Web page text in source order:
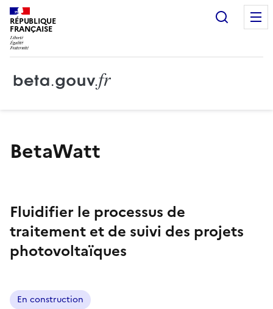
RÉPUBLIQUE
FRANÇAISE
BetaWatt
Fluidifier le processus de
traitement et de suivi des projets
photovoltaïques
En construction